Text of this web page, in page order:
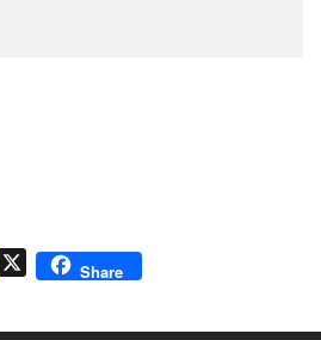
Facebook
X Share